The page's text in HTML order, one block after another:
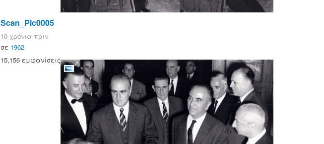
Scan_Pic0005
10 χρόνια πριν
σε 1962
15,156 εμφανίσεις